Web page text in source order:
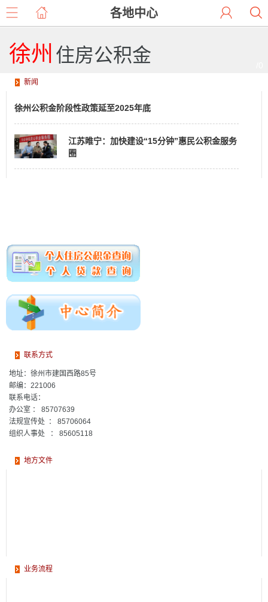
各地中心
徐州 住房公积金
新闻
徐州公积金阶段性政策延至2025年底
江苏睢宁：加快建设“15分钟”惠民公积金服务
圈
徐州组合贷款实现当天办理当天放款
“跨省通办”少跑腿 “高频事项”一网通——徐州中心实现高频
服务事项“跨省通办”侧记
淮海经济区内10城住房公积金信息实现共享
徐州市进一步简化公积金贷款手续
联系方式
地址： 徐州市建国西路85号
邮编： 221006
联系电话：
办公室 ： 85707639
法规宣传处 ： 85706064
组织人事处 ： 85605118
地方文件
业务流程